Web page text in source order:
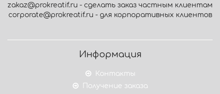
zakaz@prokreatif.ru - сделать заказ частным клиентам
corporate@prokreatif.ru - для корпоративных клиентов
Информация
Контакты
Получение заказа